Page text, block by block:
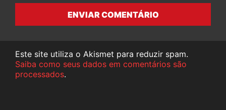
ENVIAR COMENTÁRIO
Este site utiliza o Akismet para reduzir spam.
Saiba como seus dados em comentários são
processados.